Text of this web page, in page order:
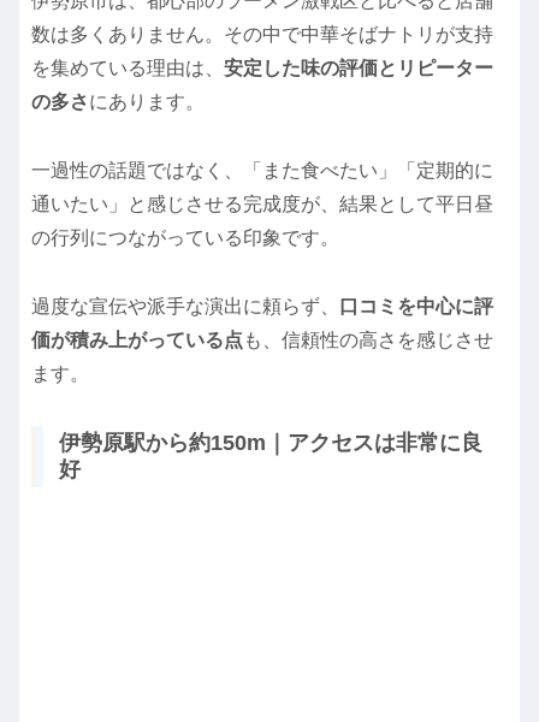
数は多くありません。その中で中華そばナトリが支持
を集めている理由は、 安定した味の評価とリピーター
の多さにあります。
一過性の話題ではなく、「また食べたい」「定期的に
通いたい」と感じさせる完成度が、結果として平日昼
の行列につながっている印象です。
過度な宣伝や派手な演出に頼らず、
口コミを中心に評
価が積み上がっている点 も、信頼性の高さを感じさせ
ます。
伊勢原駅から約150m｜アクセスは非常に良
好